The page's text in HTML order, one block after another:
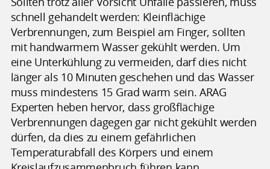
schnell gehandelt werden: Kleinflächige
Verbrennungen, zum Beispiel am Finger, sollten
mit handwarmem Wasser gekühlt werden. Um
eine Unterkühlung zu vermeiden, darf dies nicht
länger als 10 Minuten geschehen und das Wasser
muss mindestens 15 Grad warm sein. ARAG
Experten heben hervor, dass großflächige
Verbrennungen dagegen gar nicht gekühlt werden
dürfen, da dies zu einem gefährlichen
Temperaturabfall des Körpers und einem